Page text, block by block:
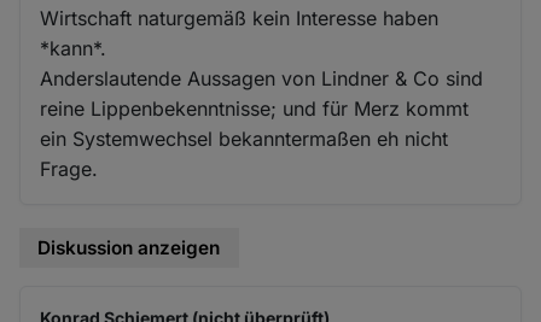
Wirtschaft naturgemäß kein Interesse haben
*kann*.
Anderslautende Aussagen von Lindner & Co sind
reine Lippenbekenntnisse; und für Merz kommt
ein Systemwechsel bekanntermaßen eh nicht
Frage.
Diskussion anzeigen